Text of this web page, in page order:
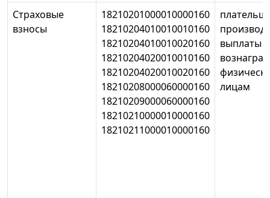
Страховые
взносы
18210201000010000160
18210204010010010160
18210204010010020160
18210204020010010160
18210204020010020160
18210208000060000160
18210209000060000160
18210210000010000160
18210211000010000160
выплаты
лицам